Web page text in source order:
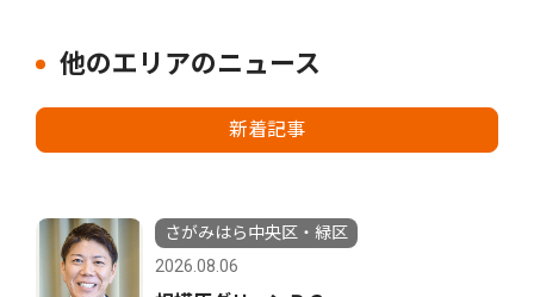
他のエリアのニュース
新着記事
さがみはら中央区・緑区
2026.08.06